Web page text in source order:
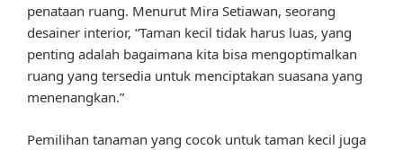
penataan ruang. Menurut Mira Setiawan, seorang
desainer interior, “Taman kecil tidak harus luas, yang
penting adalah bagaimana kita bisa mengoptimalkan
ruang yang tersedia untuk menciptakan suasana yang
menenangkan.”
Pemilihan tanaman yang cocok untuk taman kecil juga